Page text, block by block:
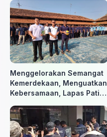
Menggelorakan Semangat
Kemerdekaan, Menguatkan
Kebersamaan, Lapas Pati
ke-81 RI, Warga Binaan
Antusias Ikuti Berbagai
Perlombaan